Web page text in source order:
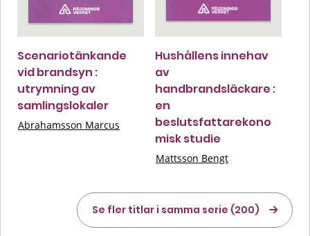
Scenariotänkande
vid brandsyn :
utrymning av
samlingslokaler
Abrahamsson Marcus
Hushållens innehav
av
handbrandsläckare :
en
beslutsfattarekono
misk studie
Mattsson Bengt
Se fler titlar i samma serie (200)